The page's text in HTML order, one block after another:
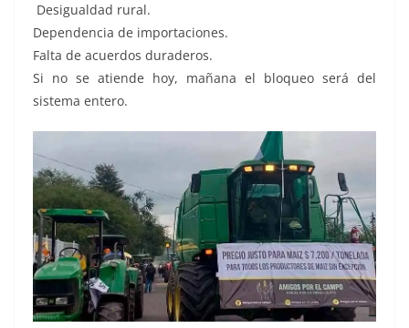
Desigualdad rural.
Dependencia de importaciones.
Falta de acuerdos duraderos.
Si no se atiende hoy, mañana el bloqueo será del
sistema entero.